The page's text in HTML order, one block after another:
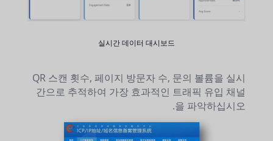
실시간 데이터 대시보드
QR 스캔 횟수, 페이지 방문자 수, 문의 볼륨을 실시
간으로 추적하여 가장 효과적인 트래픽 유입 채널
을 파악하십시오.